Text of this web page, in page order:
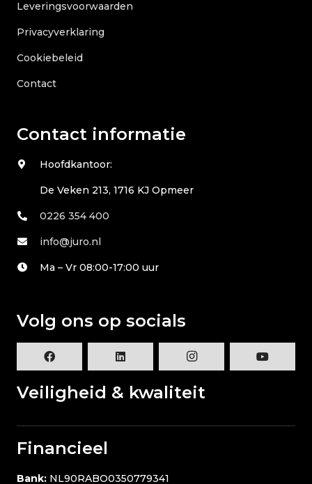
Leveringsvoorwaarden
Privacyverklaring
Cookiebeleid
Contact
Contact informatie
Hoofdkantoor:
De Veken 213, 1716 KJ Opmeer
0226 354 400
info@juro.nl
Ma – Vr 08:00-17:00 uur
Volg ons op socials
Veiligheid & kwaliteit
Financieel
Bank: NL90RABO0350779341